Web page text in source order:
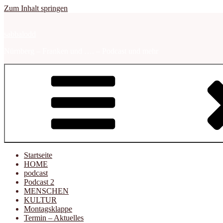
Zum Inhalt springen
Startseite
HOME
podcast
Podcast 2
MENSCHEN
KULTUR
Montagsklappe
Termin – Aktuelles